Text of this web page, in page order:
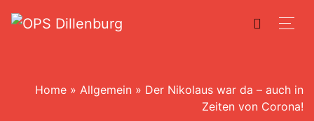
Home » Allgemein » Der Nikolaus war da – auch in
Zeiten von Corona!